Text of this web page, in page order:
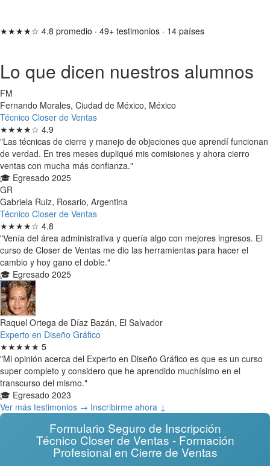
★★★★☆ 4.8 promedio · 49+ testimonios · 14 países
Lo que dicen nuestros alumnos
FM
Fernando Morales, Ciudad de México, México
Técnico Closer de Ventas
★★★★☆ 4.9
"Las técnicas de cierre y manejo de objeciones que aprendí funcionan
de verdad. En tres meses dupliqué mis comisiones y ahora cierro
ventas con mucha más confianza."
🎓 Egresado 2025
GR
Gabriela Ruiz, Rosario, Argentina
Técnico Closer de Ventas
★★★★☆ 4.8
"Venía del área administrativa y quería algo con mejores ingresos. El
curso de Closer de Ventas me dio las herramientas para hacer el
cambio y hoy gano el doble."
🎓 Egresado 2025
Raquel Ortega de Díaz Bazán, El Salvador
Experto en Diseño Gráfico
★★★★★ 5
"Mi opinión acerca del Experto en Diseño Gráfico es que es un curso
super completo y considero que he aprendido muchísimo en el
transcurso del mismo."
🎓 Egresado 2023
Ver más testimonios → Inscribirme ahora ↓
Formulario Seguro de Inscripción
Técnico Closer de Ventas - Formación
Profesional en Cierre de Ventas